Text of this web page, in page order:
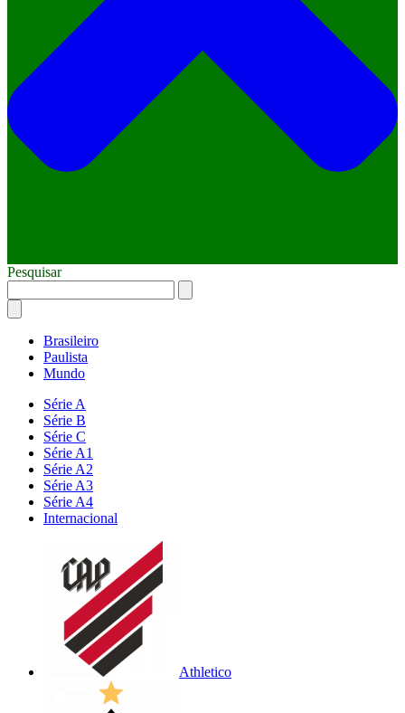
Pesquisar
Brasileiro
Paulista
Mundo
Série A
Série B
Série C
Série A1
Série A2
Série A3
Série A4
Internacional
Athletico